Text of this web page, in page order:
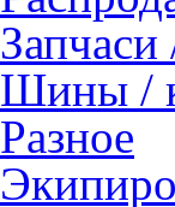
Запчаси
Шины /
Разное